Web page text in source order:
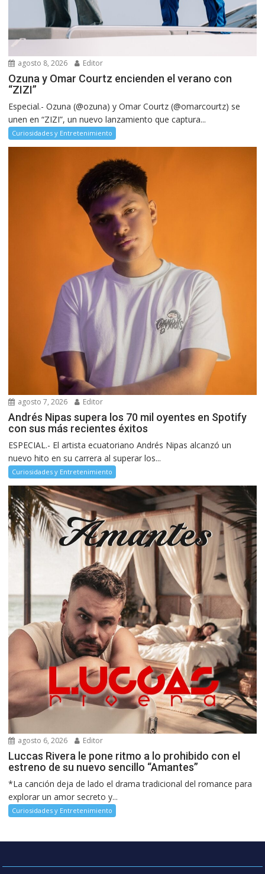
agosto 8, 2026 Editor
Ozuna y Omar Courtz encienden el verano con
“ZIZI”
Especial.- Ozuna (@ozuna) y Omar Courtz (@omarcourtz) se
unen en “ZIZI”, un nuevo lanzamiento que captura...
Curiosidades y Entretenimiento
agosto 7, 2026 Editor
Andrés Nipas supera los 70 mil oyentes en Spotify
con sus más recientes éxitos
ESPECIAL.- El artista ecuatoriano Andrés Nipas alcanzó un
nuevo hito en su carrera al superar los...
Curiosidades y Entretenimiento
agosto 6, 2026 Editor
Luccas Rivera le pone ritmo a lo prohibido con el
estreno de su nuevo sencillo “Amantes”
*La canción deja de lado el drama tradicional del romance para
explorar un amor secreto y...
Curiosidades y Entretenimiento